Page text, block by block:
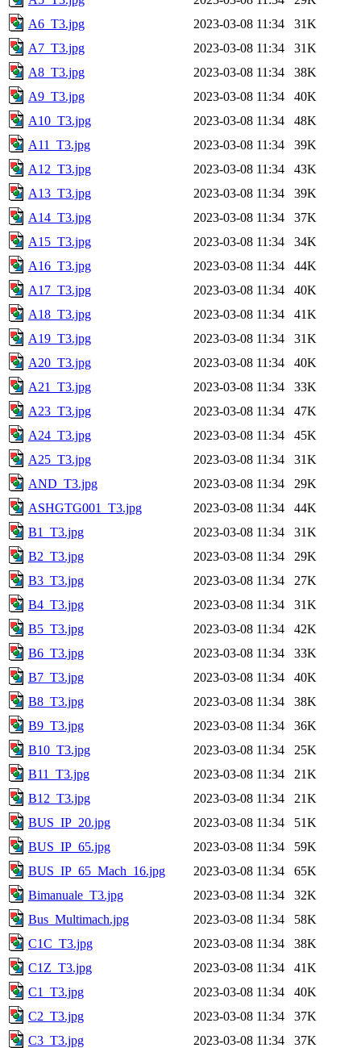
A6_T3.jpg
2023-03-08 11:34
31K
A7_T3.jpg
2023-03-08 11:34
31K
A8_T3.jpg
2023-03-08 11:34
38K
A9_T3.jpg
2023-03-08 11:34
40K
A10_T3.jpg
2023-03-08 11:34
48K
A11_T3.jpg
2023-03-08 11:34
39K
A12_T3.jpg
2023-03-08 11:34
43K
A13_T3.jpg
2023-03-08 11:34
39K
A14_T3.jpg
2023-03-08 11:34
37K
A15_T3.jpg
2023-03-08 11:34
34K
A16_T3.jpg
2023-03-08 11:34
44K
A17_T3.jpg
2023-03-08 11:34
40K
A18_T3.jpg
2023-03-08 11:34
41K
A19_T3.jpg
2023-03-08 11:34
31K
A20_T3.jpg
2023-03-08 11:34
40K
A21_T3.jpg
2023-03-08 11:34
33K
A23_T3.jpg
2023-03-08 11:34
47K
A24_T3.jpg
2023-03-08 11:34
45K
A25_T3.jpg
2023-03-08 11:34
31K
AND_T3.jpg
2023-03-08 11:34
29K
ASHGTG001_T3.jpg
2023-03-08 11:34
44K
B1_T3.jpg
2023-03-08 11:34
31K
B2_T3.jpg
2023-03-08 11:34
29K
B3_T3.jpg
2023-03-08 11:34
27K
B4_T3.jpg
2023-03-08 11:34
31K
B5_T3.jpg
2023-03-08 11:34
42K
B6_T3.jpg
2023-03-08 11:34
33K
B7_T3.jpg
2023-03-08 11:34
40K
B8_T3.jpg
2023-03-08 11:34
38K
B9_T3.jpg
2023-03-08 11:34
36K
B10_T3.jpg
2023-03-08 11:34
25K
B11_T3.jpg
2023-03-08 11:34
21K
B12_T3.jpg
2023-03-08 11:34
21K
BUS_IP_20.jpg
2023-03-08 11:34
51K
BUS_IP_65.jpg
2023-03-08 11:34
59K
BUS_IP_65_Mach_16.jpg
2023-03-08 11:34
65K
Bimanuale_T3.jpg
2023-03-08 11:34
32K
Bus_Multimach.jpg
2023-03-08 11:34
58K
C1C_T3.jpg
2023-03-08 11:34
38K
C1Z_T3.jpg
2023-03-08 11:34
41K
C1_T3.jpg
2023-03-08 11:34
40K
C2_T3.jpg
2023-03-08 11:34
37K
C3_T3.jpg
2023-03-08 11:34
37K